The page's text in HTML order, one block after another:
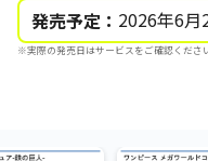
発売予定： 2026年6月
※実際の発売日はサービスをご確認ください